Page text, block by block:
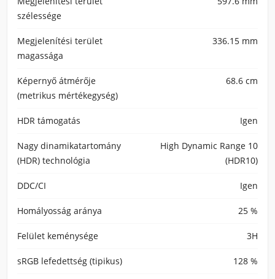
szélessége
Megjelenítési terület
magassága
336.15 mm
Képernyő átmérője
(metrikus mértékegység)
68.6 cm
HDR támogatás Igen
Nagy dinamikatartomány
(HDR) technológia
High Dynamic Range 10
(HDR10)
DDC/CI Igen
Homályosság aránya 25 %
Felület keménysége 3H
sRGB lefedettség (tipikus) 128 %